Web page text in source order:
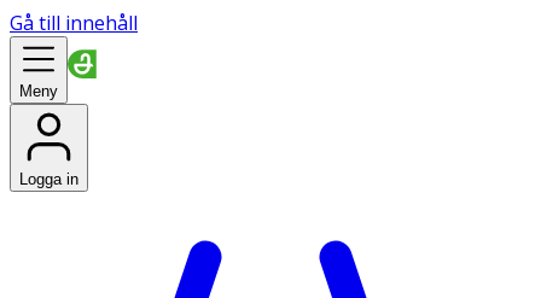
Gå till innehåll
Meny
Logga in